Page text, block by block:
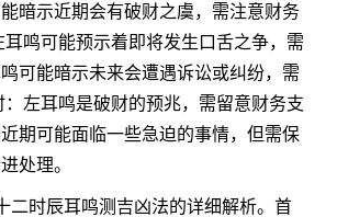
暗示近期会有破财之虞，需注意财务
耳鸣可能预示着即将发生口舌之争，需
可能暗示未来会遭遇诉讼或纠纷，需
左耳鸣是破财的预兆，需留意财务支
期可能面临一些急迫的事情，但需保
处理。
二时辰耳鸣测吉凶法的详细解析。首